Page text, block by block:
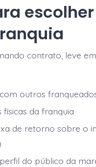
contrato, leve
outros
físicas da franquia
de retorno sobre o
do público da